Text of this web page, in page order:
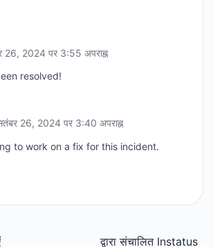
26, 2024 पर 3:55 अपराह्न
resolved!
26, 2024 पर 3:40 अपराह्न
to work on a fix for this incident.
द्वारा संचालितInstatus